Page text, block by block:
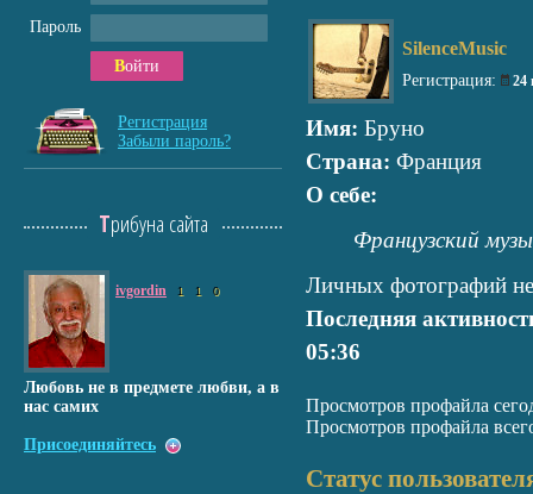
SilenceMusic
Регистрация: 24
Имя: Бруно
Страна: Франция
О себе:
Французский
Личных фотографий
Последняя
05:36
Просмотров профайла
Просмотров профайла
Статус
Пароль
Войти
Регистрация
Забыли пароль?
Трибуна сайта
ivgordin 1 1 0
Любовь не в предмете любви, а в
нас самих
Присоединяйтесь